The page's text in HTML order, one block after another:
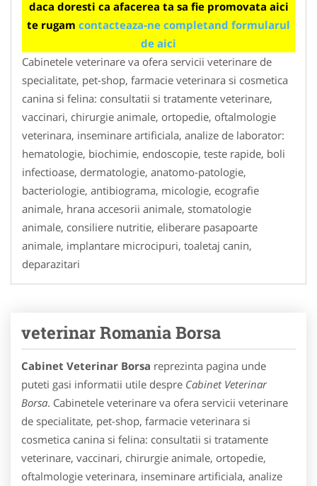
daca doresti ca afacerea ta sa fie promovata aici
te rugam contacteaza-ne completand formularul
de aici
Cabinetele veterinare va ofera servicii veterinare de
specialitate, pet-shop, farmacie veterinara si cosmetica
canina si felina: consultatii si tratamente veterinare,
vaccinari, chirurgie animale, ortopedie, oftalmologie
veterinara, inseminare artificiala, analize de laborator:
hematologie, biochimie, endoscopie, teste rapide, boli
infectioase, dermatologie, anatomo-patologie,
bacteriologie, antibiograma, micologie, ecografie
animale, hrana accesorii animale, stomatologie
animale, consiliere nutritie, eliberare pasapoarte
animale, implantare microcipuri, toaletaj canin,
deparazitari
veterinar Romania Borsa
Cabinet Veterinar Borsa reprezinta pagina unde
puteti gasi informatii utile despre Cabinet Veterinar
Borsa. Cabinetele veterinare va ofera servicii veterinare
de specialitate, pet-shop, farmacie veterinara si
cosmetica canina si felina: consultatii si tratamente
veterinare, vaccinari, chirurgie animale, ortopedie,
oftalmologie veterinara, inseminare artificiala, analize